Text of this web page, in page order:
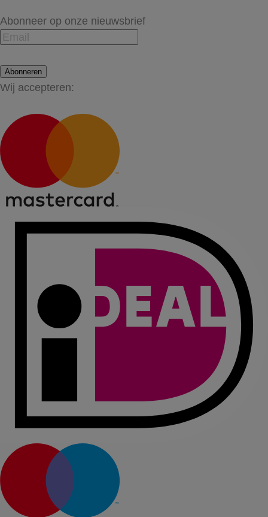
Abonneer op onze nieuwsbrief
Abonneren
Wij accepteren: